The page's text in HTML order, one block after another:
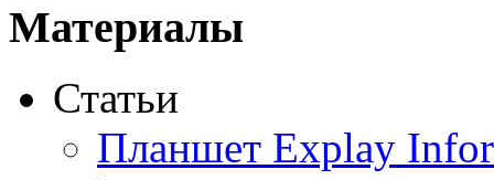
Acme(2)
Ainol
Altinet
Материалы
Статьи
Планшет Explay